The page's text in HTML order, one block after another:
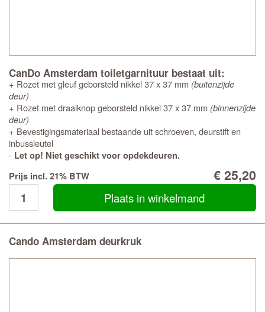
CanDo Amsterdam toiletgarnituur bestaat uit:
+ Rozet met gleuf geborsteld nikkel 37 x 37 mm (buitenzijde
deur)
+ Rozet met draaiknop geborsteld nikkel 37 x 37 mm (binnenzijde
deur)
+ Bevestigingsmateriaal bestaande uit schroeven, deurstift en
inbussleutel
- Let op! Niet geschikt voor opdekdeuren.
Prijs incl. 21% BTW
€ 25,20
Plaats in winkelmand
Cando Amsterdam deurkruk